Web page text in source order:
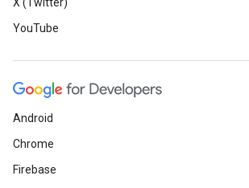
YouTube
Android
Chrome
Firebase